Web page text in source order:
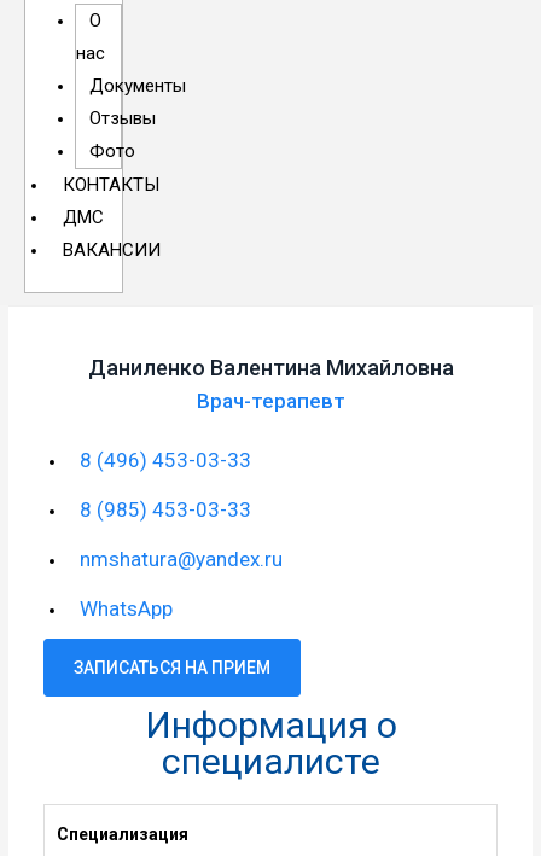
О
нас
Документы
Отзывы
Фото
КОНТАКТЫ
ДМС
ВАКАНСИИ
Даниленко Валентина Михайловна
Врач-терапевт
8 (496) 453-03-33
8 (985) 453-03-33
nmshatura@yandex.ru
WhatsApp
ЗАПИСАТЬСЯ НА ПРИЕМ
Информация о
специалисте
Специализация